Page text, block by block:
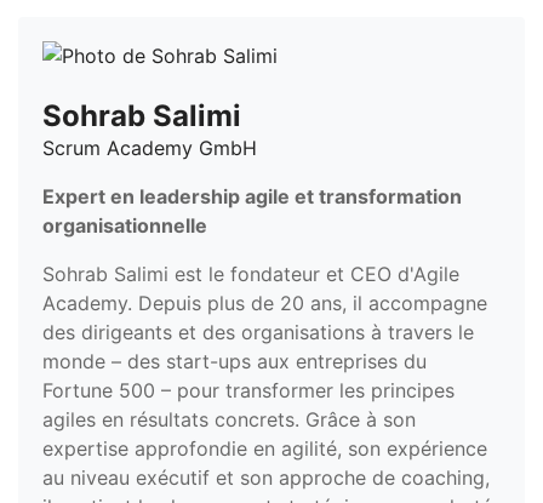
Sohrab Salimi
Scrum Academy GmbH
Expert en leadership agile et transformation
organisationnelle
Sohrab Salimi est le fondateur et CEO d'Agile
Academy. Depuis plus de 20 ans, il accompagne
des dirigeants et des organisations à travers le
monde – des start-ups aux entreprises du
Fortune 500 – pour transformer les principes
agiles en résultats concrets. Grâce à son
expertise approfondie en agilité, son expérience
au niveau exécutif et son approche de coaching,